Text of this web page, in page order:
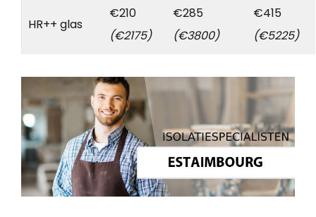
HR++ glas
€210
(€2175)
€285
(€3800)
€415
(€5225)